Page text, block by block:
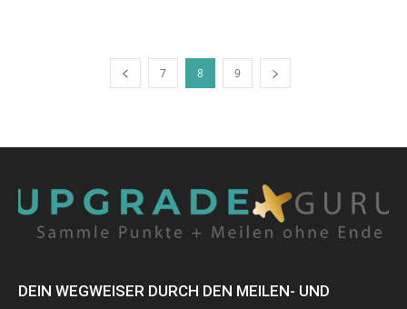
7 8 9
DEIN WEGWEISER DURCH DEN MEILEN- UND